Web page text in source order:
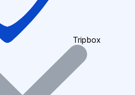
Tripbox